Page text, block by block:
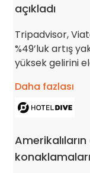
açıkladı
Tripadvisor,
%49’luk artış
yüksek gelirini
Daha fazlası